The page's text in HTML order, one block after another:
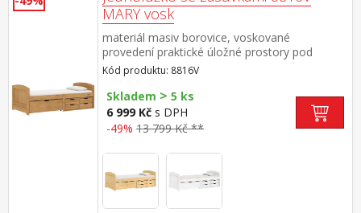
MARY vosk
materiál masiv borovice, voskované
provedení praktické úložné prostory pod
postelí (zásuvky) v ceně cena včetně roštu
(dřevěný laťkový), matrace není v
ceně doporučený rozměr matrace 90 × 200 cm
Kód produktu: 8816V
Skladem > 5 ks
6 999 Kč s DPH
-49% 13 799 Kč **